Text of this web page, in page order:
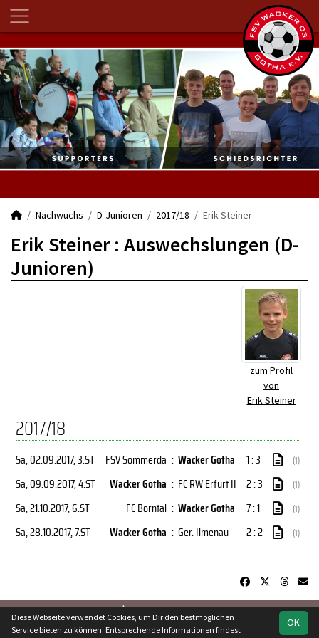
Nachwuchs D-Junioren 2017/18 Erik Steiner
Erik Steiner : Auswechslungen (D-
Junioren)
zum Profil
von
Erik Steiner
2017/18
Sa, 02.09.2017, 3.ST FSV Sömmerda : Wacker Gotha 1 : 3 (1)
Sa, 09.09.2017, 4.ST Wacker Gotha : FC RW Erfurt II 2 : 3 (1)
Sa, 21.10.2017, 6.ST FC Borntal : Wacker Gotha 7 : 1 (1)
Sa, 28.10.2017, 7.ST Wacker Gotha : Ger. Ilmenau 2 : 2 (1)
soccero.de
OK
Diese Webseite verwendet Cookies, um Dir den bestmöglichen
Service bieten zu können. Entsprechende Informationen findest